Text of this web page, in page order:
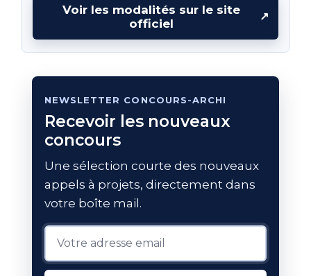
Voir les modalités sur le site
officiel
↗
NEWSLETTER CONCOURS-ARCHI
Recevoir les nouveaux
concours
Une sélection courte des nouveaux
appels à projets, directement dans
votre boîte mail.